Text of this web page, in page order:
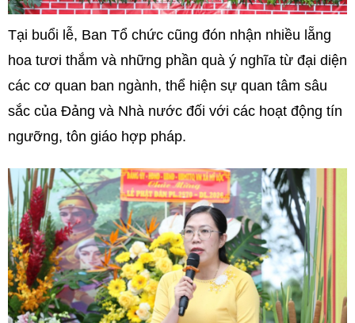
Tại buổi lễ, Ban Tổ chức cũng đón nhận nhiều lẵng
hoa tươi thắm và những phần quà ý nghĩa từ đại diện
các cơ quan ban ngành, thể hiện sự quan tâm sâu
sắc của Đảng và Nhà nước đối với các hoạt động tín
ngưỡng, tôn giáo hợp pháp.